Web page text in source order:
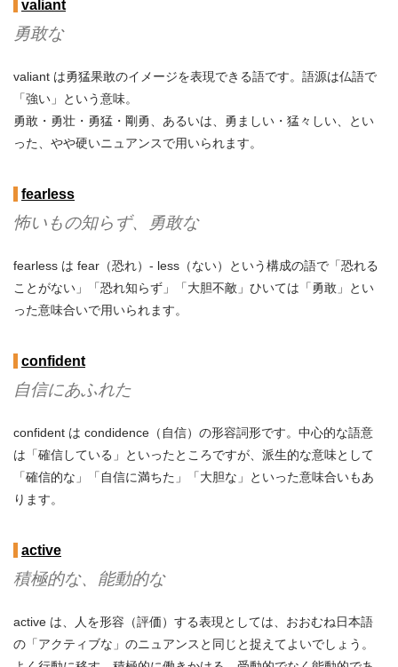
valiant
勇敢な
valiant は勇猛果敢のイメージを表現できる語です。語源は仏語で
「強い」という意味。
勇敢・勇壮・勇猛・剛勇、あるいは、勇ましい・猛々しい、とい
った、やや硬いニュアンスで用いられます。
fearless
怖いもの知らず、勇敢な
fearless は fear（恐れ）- less（ない）という構成の語で「恐れる
ことがない」「恐れ知らず」「大胆不敵」ひいては「勇敢」とい
った意味合いで用いられます。
confident
自信にあふれた
confident は condidence（自信）の形容詞形です。中心的な語意
は「確信している」といったところですが、派生的な意味として
「確信的な」「自信に満ちた」「大胆な」といった意味合いもあ
ります。
active
積極的な、能動的な
active は、人を形容（評価）する表現としては、おおむね日本語
の「アクティブな」のニュアンスと同じと捉えてよいでしょう。